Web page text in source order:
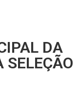
DA
SELEÇÃO